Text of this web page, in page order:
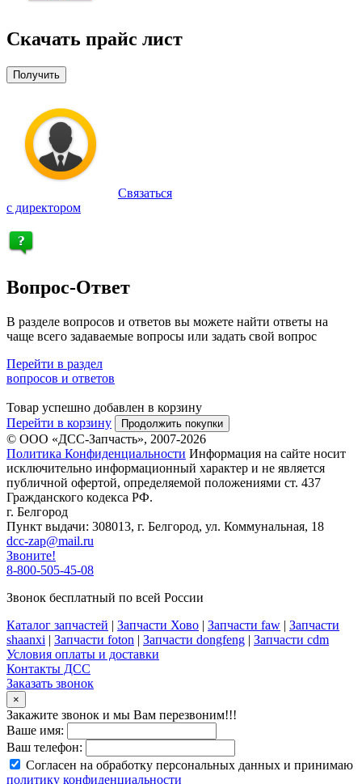
Скачать прайс лист
Получить
Связаться
с директором
Вопрос-Ответ
В разделе вопросов и ответов вы можете найти ответы на
чаще всего задаваемые вопросы или задать свой вопрос
Перейти в раздел
вопросов и ответов
Товар успешно добавлен в корзину
Перейти в корзину
Продолжить покупки
© ООО «ДСС-Запчасть», 2007-2026
Политика Конфиденциальности Информация на сайте носит
исключительно информационный характер и не является
публичной офертой, определяемой положениями ст. 437
Гражданского кодекса РФ.
г. Белгород
Пункт выдачи: 308013, г. Белгород, ул. Коммунальная, 18
dcc-zap@mail.ru
Звоните!
8-800-505-45-08
Звонок бесплатный по всей России
Каталог запчастей | Запчасти Хово | Запчасти faw | Запчасти
shaanxi | Запчасти foton | Запчасти dongfeng | Запчасти cdm
Условия оплаты и доставки
Контакты ДСС
Заказать звонок
×
Закажите звонок и мы Вам перезвоним!!!
Ваше имя:
Ваш телефон:
Согласен на обработку персональных данных и принимаю
политику конфиденциальности